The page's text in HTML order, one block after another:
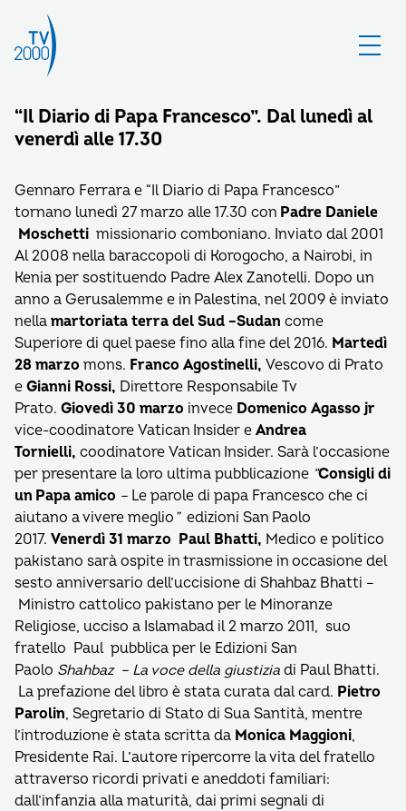
“Il Diario di Papa Francesco”. Dal lunedì al
venerdì alle 17.30
Gennaro Ferrara e “Il Diario di Papa Francesco”
tornano lunedì 27 marzo alle 17.30 con Padre Daniele
Moschetti missionario comboniano. Inviato dal 2001
Al 2008 nella baraccopoli di Korogocho, a Nairobi, in
Kenia per sostituendo Padre Alex Zanotelli. Dopo un
anno a Gerusalemme e in Palestina, nel 2009 è inviato
nella martoriata terra del Sud –Sudan come
Superiore di quel paese fino alla fine del 2016. Martedì
28 marzo mons. Franco Agostinelli, Vescovo di Prato
e Gianni Rossi, Direttore Responsabile Tv
Prato. Giovedì 30 marzo invece Domenico Agasso jr
vice-coodinatore Vatican Insider e Andrea
Tornielli, coodinatore Vatican Insider. Sarà l’occasione
per presentare la loro ultima pubblicazione “Consigli di
un Papa amico – Le parole di papa Francesco che ci
aiutano a vivere meglio ”edizioni San Paolo
2017. Venerdì 31 marzo Paul Bhatti, Medico e politico
pakistano sarà ospite in trasmissione in occasione del
sesto anniversario dell’uccisione di Shahbaz Bhatti –
Ministro cattolico pakistano per le Minoranze
Religiose, ucciso a Islamabad il 2 marzo 2011, suo
fratello Paul pubblica per le Edizioni San
Paolo Shahbaz – La voce della giustizia di Paul Bhatti.
La prefazione del libro è stata curata dal card. Pietro
Parolin, Segretario di Stato di Sua Santità, mentre
l’introduzione è stata scritta da Monica Maggioni,
Presidente Rai. L’autore ripercorre la vita del fratello
attraverso ricordi privati e aneddoti familiari:
dall’infanzia alla maturità, dai primi segnali di